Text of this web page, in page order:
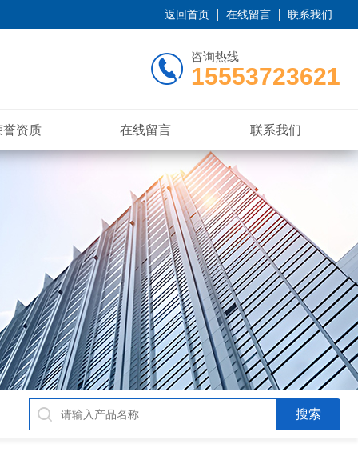
返回首页 在线留言 联系我们
咨询热线
15553723621
誉资质 在线留言 联系我们